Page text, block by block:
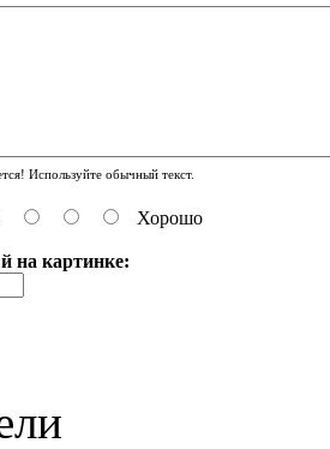
Используйте обычный текст.
Хорошо
на картинке: